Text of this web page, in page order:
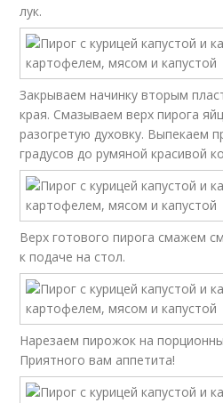
лук.
Закрываем начинку вторым
края. Смазываем верх пирога
разогретую духовку. Выпекаем
градусов до румяной красивой
Верх готового пирога смажем
к подаче на стол.
Нарезаем пирожок на
Приятного вам аппетита!